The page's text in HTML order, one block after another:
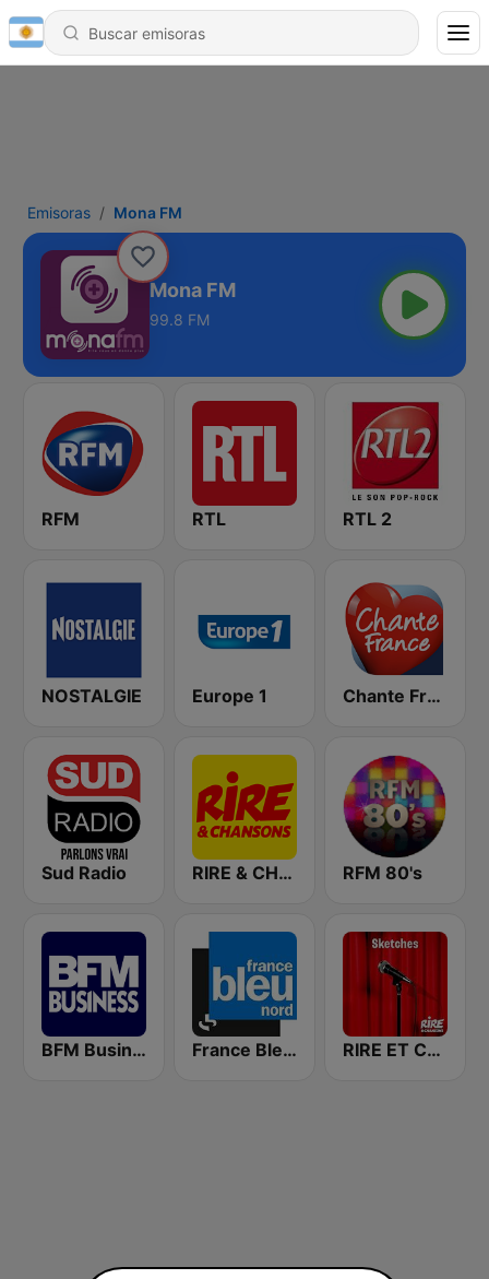
Emisoras Mona FM
Mona FM
99.8 FM
RFM RTL RTL 2
NOSTALGIE Europe 1 Chante France
Sud Radio RIRE & CHANSONS RFM 80's
BFM Business 100.8 FM France Bleu Nord RIRE ET CHANSONS SKETCHES